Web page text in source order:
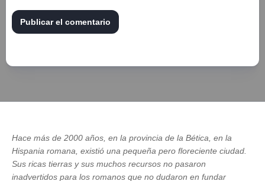
Hace más de 2000 años, en la provincia de la Bética, en la
Hispania romana, existió una pequeña pero floreciente ciudad.
Sus ricas tierras y sus muchos recursos no pasaron
inadvertidos para los romanos que no dudaron en fundar